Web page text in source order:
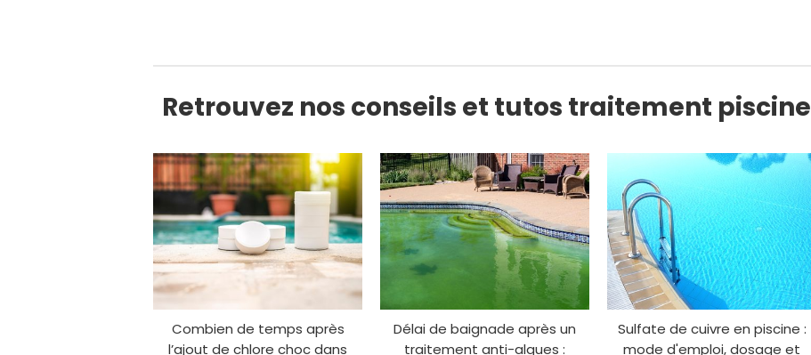
Retrouvez nos conseils et tutos traitement piscine
Combien de temps après
l’ajout de chlore choc dans
Délai de baignade après un
traitement anti-algues :
Sulfate de cuivre en piscine :
mode d'emploi, dosage et